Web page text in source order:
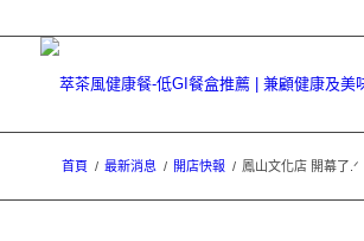
首頁 / 最新消息 / 開店快報 / 鳳山文化店 開幕了.ᐟ